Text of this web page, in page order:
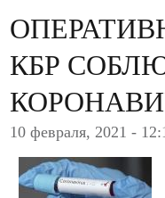
КБР
10 февраля, 2021 -